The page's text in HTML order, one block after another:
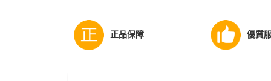
正品保障 優質